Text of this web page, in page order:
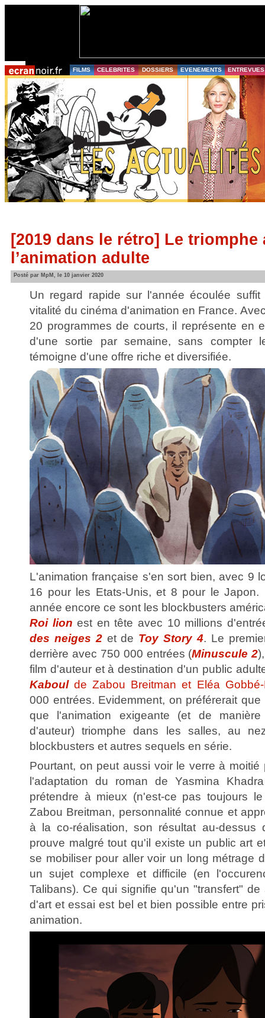
FILMS CELEBRITES DOSSIERS EVENEMENTS ENTREVUES
[2019 dans le rétro] Le triomphe
l’animation adulte
Posté par MpM, le 10 janvier 2020
Un regard rapide sur l'année écoulée
vitalité du cinéma d'animation en France.
20 programmes de courts, il représente en
d'une sortie par semaine, sans compter
témoigne d'une offre riche et diversifiée.
L'animation française s'en sort bien, avec 9
16 pour les Etats-Unis, et 8 pour le Japon.
année encore ce sont les blockbusters
Roi lion est en tête avec 10 millions
des neiges 2 et de Toy Story 4. Le
derrière avec 750 000 entrées (Minuscule 2
film d'auteur et à destination d'un public
Kaboul de Zabou Breitman et Eléa Gobbé-
000 entrées. Evidemment, on préférerait
que l'animation exigeante (et de
d'auteur) triomphe dans les salles, au
blockbusters et autres sequels en série.
Pourtant, on peut aussi voir le verre à
l'adaptation du roman de Yasmina
prétendre à mieux (n'est-ce pas toujours
Zabou Breitman, personnalité connue et
à la co-réalisation, son résultat au-dessus
prouve malgré tout qu'il existe un public art
se mobiliser pour aller voir un long métrage
un sujet complexe et difficile (en
Talibans). Ce qui signifie qu'un "transfert"
d'art et essai est bel et bien possible entre
animation.